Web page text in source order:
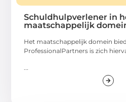
Schuldhulpverlener in
maatschappelijk
Het maatschappelijk domein
ProfessionalPartners is zich